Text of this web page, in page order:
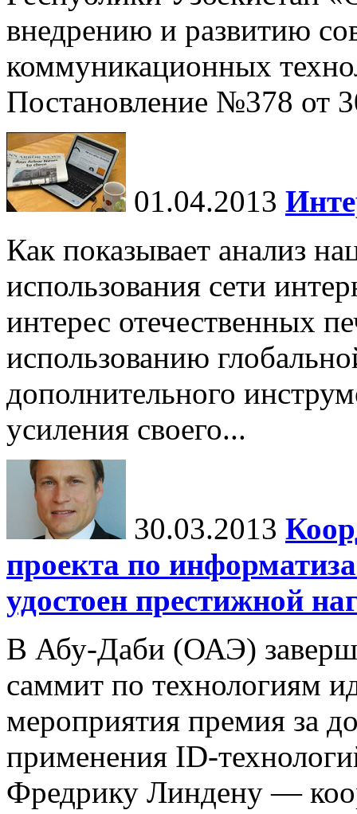
внедрению и развитию
коммуникационных
Постановление №378 от
01.04.2013
Как показывает анализ
использования сети
интерес отечественных
использованию
дополнительного
усиления своего...
30.03.2013
проекта по
удостоен престижной
В Абу-Даби (ОАЭ)
саммит по технологиям
мероприятия премия за
применения ID-
Фредрику Линдену —